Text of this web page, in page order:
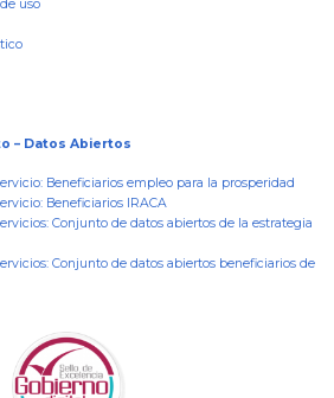
uso
– Datos Abiertos
Beneficiarios empleo para la prosperidad
Beneficiarios IRACA
Conjunto de datos abiertos de la estrategia
Conjunto de datos abiertos beneficiarios de